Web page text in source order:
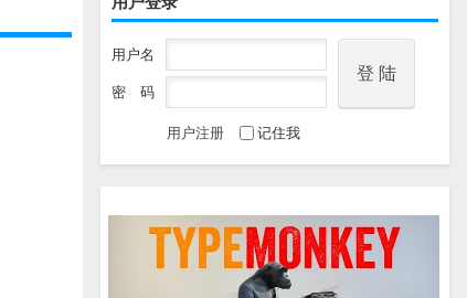
用户名
密 码
用户注册 记住我